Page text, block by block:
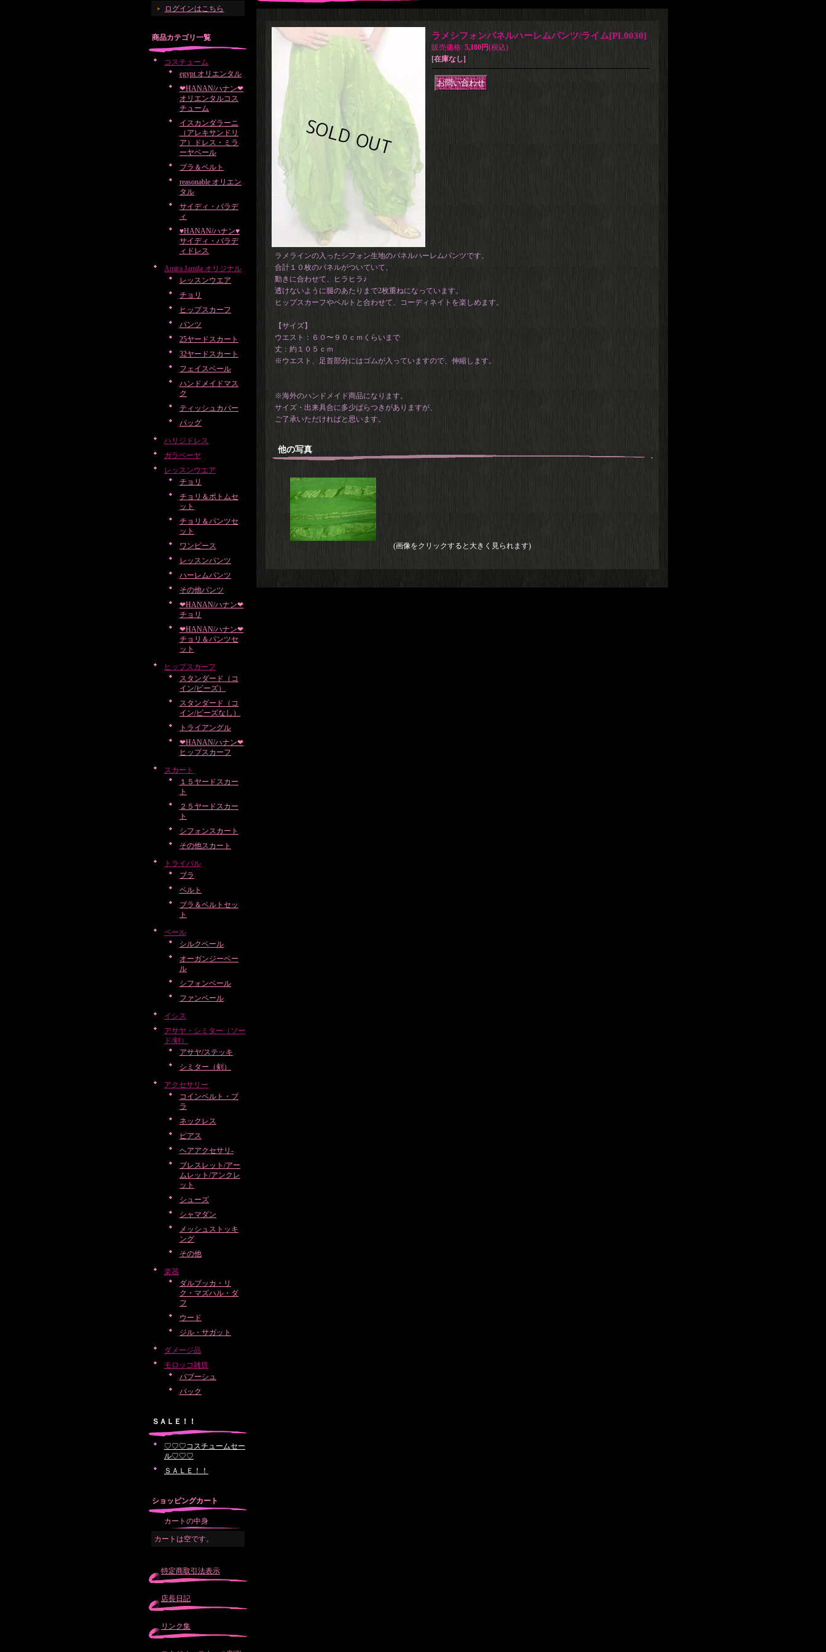
ログインはこちら
商品カテゴリ一覧
コスチューム
egypt オリエンタル
❤HANAN/ハナン❤
オリエンタルコス
チューム
イスカンダラーニ
（アレキサンドリ
ア）ドレス・ミラ
ーヤベール
ブラ＆ベルト
reasonable オリエン
タル
サイディ・バラデ
ィ
♥HANAN/ハナン♥
サイディ・バラデ
ィドレス
Amira Jamila オリジナル
レッスンウエア
チョリ
ヒップスカーフ
パンツ
25ヤードスカート
32ヤードスカート
フェイスベール
ハンドメイドマス
ク
ティッシュカバー
バッグ
ハリジドレス
ガラベーヤ
レッスンウエア
チョリ
チョリ＆ボトムセ
ット
チョリ＆パンツセ
ット
ワンピース
レッスンパンツ
ハーレムパンツ
その他パンツ
❤HANAN/ハナン❤
チョリ
❤HANAN/ハナン❤
チョリ＆パンツセ
ット
ヒップスカーフ
スタンダード（コ
イン/ビーズ）
スタンダード（コ
イン/ビーズなし）
トライアングル
❤HANAN/ハナン❤
ヒップスカーフ
スカート
１５ヤードスカー
ト
２５ヤードスカー
ト
シフォンスカート
その他スカート
トライバル
ブラ
ベルト
ブラ＆ベルトセッ
ト
ベール
シルクベール
オーガンジーベー
ル
シフォンベール
ファンベール
イシス
アサヤ・シミター（ソー
ド/剣）
アサヤ/ステッキ
シミター（剣）
アクセサリー
コインベルト・ブ
ラ
ネックレス
ピアス
ヘアアクセサリ-
ブレスレット/アー
ムレット/アンクレ
ット
シューズ
シャマダン
メッシュストッキ
ング
その他
楽器
ダルブッカ・リ
ク・マズハル・ダ
フ
ウード
ジル・サガット
ダメージ品
モロッコ雑貨
バブーシュ
バック
ＳＡＬＥ！！
♡♡♡コスチュームセー
ル♡♡♡
ＳＡＬＥ！！
ショッピングカート
カートの中身
カートは空です。
特定商取引法表示
店長日記
リンク集
ラメシフォンパネルハーレムパンツ/ライム[PL0030]
販売価格: 5,180円(税込)
[在庫なし]
ラメラインの入ったシフォン生地のパネルハーレムパンツです。
合計１０枚のパネルがついていて、
動きに合わせて、ヒラヒラ♪
透けないように腿のあたりまで2枚重ねになっています。
ヒップスカーフやベルトと合わせて、コーディネイトを楽しめます。
【サイズ】
ウエスト：６０〜９０ｃｍくらいまで
丈：約１０５ｃｍ
※ウエスト、足首部分にはゴムが入っていますので、伸縮します。
※海外のハンドメイド商品になります。
サイズ・出来具合に多少ばらつきがありますが、
ご了承いただければと思います。
他の写真
(画像をクリックすると大きく見られます)